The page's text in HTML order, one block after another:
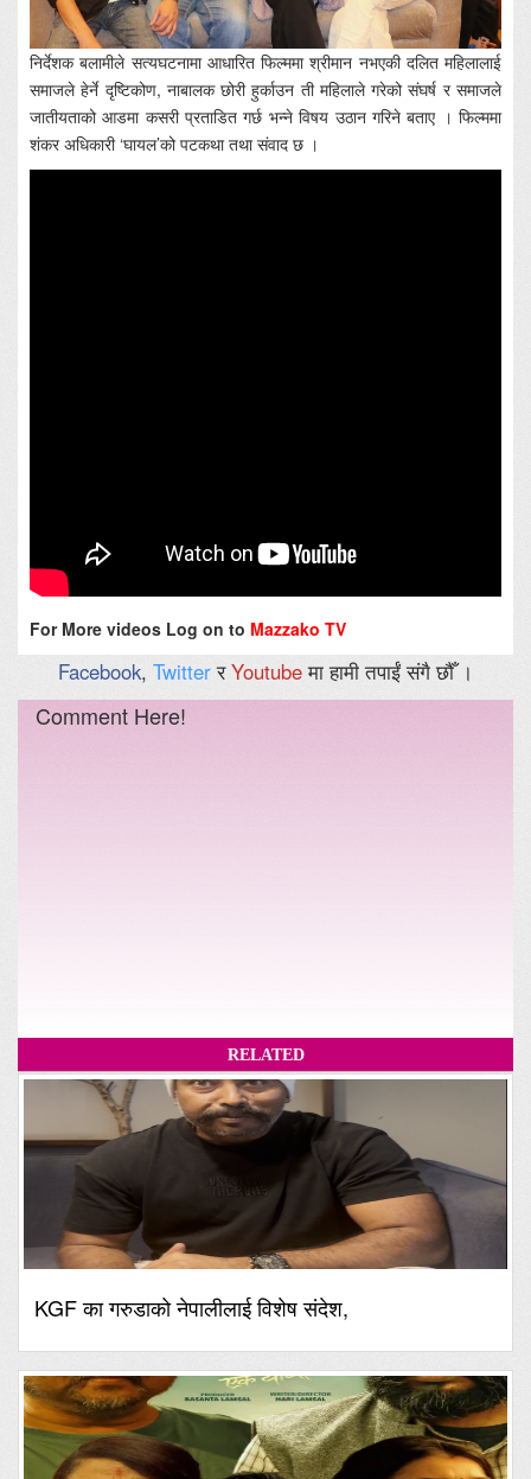
निर्देशक बलामीले सत्यघटनामा आधारित फिल्ममा श्रीमान नभएकी दलित महिलालाई
समाजले हेर्ने दृष्टिकोण, नाबालक छोरी हुर्काउन ती महिलाले गरेको संघर्ष र समाजले
जातीयताको आडमा कसरी प्रताडित गर्छ भन्ने विषय उठान गरिने बताए । फिल्ममा
शंकर अधिकारी ‘घायल’को पटकथा तथा संवाद छ ।
For More videos Log on to Mazzako TV
Facebook, TwitterरYoutubeमा हामी तपाईं संगै छौँ ।
Comment Here!
RELATED
KGF का गरुडाको नेपालीलाई विशेष संदेश,